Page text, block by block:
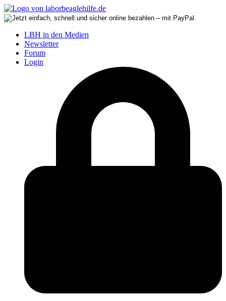
LBH in den Medien
Newsletter
Forum
Login